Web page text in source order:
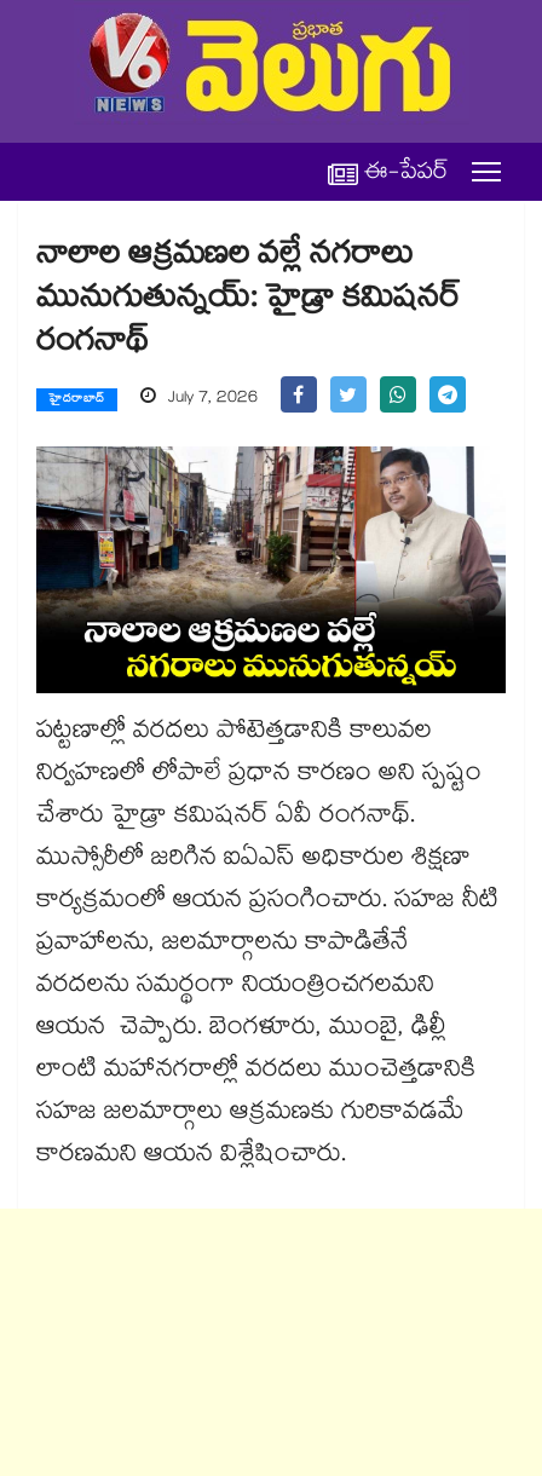
ఈ-పేపర్
నాలాల ఆక్రమణల వల్లే నగరాలు
మునుగుతున్నయ్: హైడ్రా కమిషనర్
రంగనాథ్
హైదరాబాద్ July 7, 2026
పట్టణాల్లో వరదలు పోటెత్తడానికి కాలువల
నిర్వహణలో లోపాలే ప్రధాన కారణం అని స్పష్టం
చేశారు హైడ్రా కమిషనర్ ఏవీ రంగనాథ్.
ముస్సోరీలో జరిగిన ఐఏఎస్ అధికారుల శిక్షణా
కార్యక్రమంలో ఆయన ప్రసంగించారు. సహజ నీటి
ప్రవాహాలను, జలమార్గాలను కాపాడితేనే
వరదలను సమర్థంగా నియంత్రించగలమని
ఆయన చెప్పారు. బెంగళూరు, ముంబై, ఢిల్లీ
లాంటి మహానగరాల్లో వరదలు ముంచెత్తడానికి
సహజ జలమార్గాలు ఆక్రమణకు గురికావడమే
కారణమని ఆయన విశ్లేషించారు.